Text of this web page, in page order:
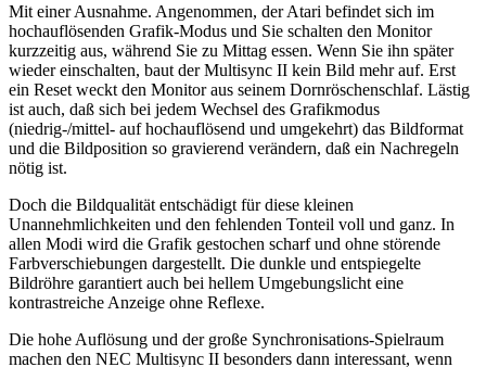
Mit einer Ausnahme. Angenommen, der Atari befindet sich im
hochauflösenden Grafik-Modus und Sie schalten den Monitor
kurzzeitig aus, während Sie zu Mittag essen. Wenn Sie ihn später
wieder einschalten, baut der Multisync II kein Bild mehr auf. Erst
ein Reset weckt den Monitor aus seinem Dornröschenschlaf. Lästig
ist auch, daß sich bei jedem Wechsel des Grafikmodus
(niedrig-/mittel- auf hochauflösend und umgekehrt) das Bildformat
und die Bildposition so gravierend verändern, daß ein Nachregeln
nötig ist.
Doch die Bildqualität entschädigt für diese kleinen
Unannehmlichkeiten und den fehlenden Tonteil voll und ganz. In
allen Modi wird die Grafik gestochen scharf und ohne störende
Farbverschiebungen dargestellt. Die dunkle und entspiegelte
Bildröhre garantiert auch bei hellem Umgebungslicht eine
kontrastreiche Anzeige ohne Reflexe.
Die hohe Auflösung und der große Synchronisations-Spielraum
machen den NEC Multisync II besonders dann interessant, wenn